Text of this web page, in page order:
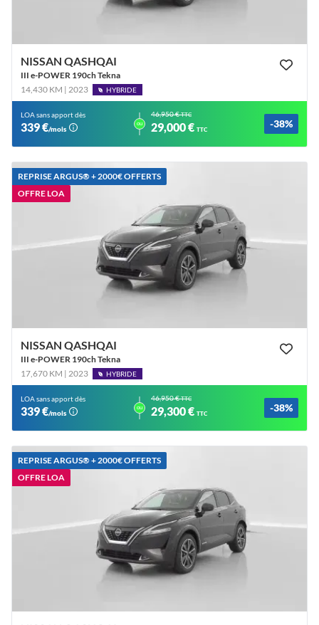
NISSAN QASHQAI
III e-POWER 190ch Tekna
14,430 KM | 2023
HYBRIDE
LOA sans apport dès
339 €/mois
ou
46,950 €TTC
29,000 € TTC -38%
REPRISE ARGUS®️ + 2000€ OFFERTS
OFFRE LOA
NISSAN QASHQAI
III e-POWER 190ch Tekna
17,670 KM | 2023
HYBRIDE
LOA sans apport dès
339 €/mois
ou
46,950 €TTC
29,300 € TTC -38%
REPRISE ARGUS®️ + 2000€ OFFERTS
OFFRE LOA